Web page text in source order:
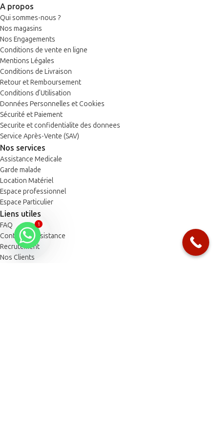
A propos
Qui sommes-nous ?
Nos magasins
Nos Engagements
Conditions de vente en ligne
Mentions Légales
Conditions de Livraison
Retour et Remboursement
Conditions d’Utilisation
Données Personnelles et Cookies
Sécurité et Paiement
Securite et confidentialite des donnees
Service Après-Vente (SAV)
Nos services
Assistance Medicale
Garde malade
Location Matériel
Espace professionnel
Espace Particulier
Liens utiles
FAQ
Contact & Assistance
Recrutement
Nos Clients
1